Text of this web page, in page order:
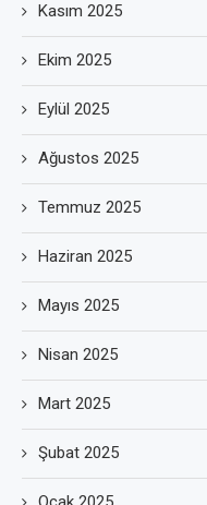
Kasım 2025
Ekim 2025
Eylül 2025
Ağustos 2025
Temmuz 2025
Haziran 2025
Mayıs 2025
Nisan 2025
Mart 2025
Şubat 2025